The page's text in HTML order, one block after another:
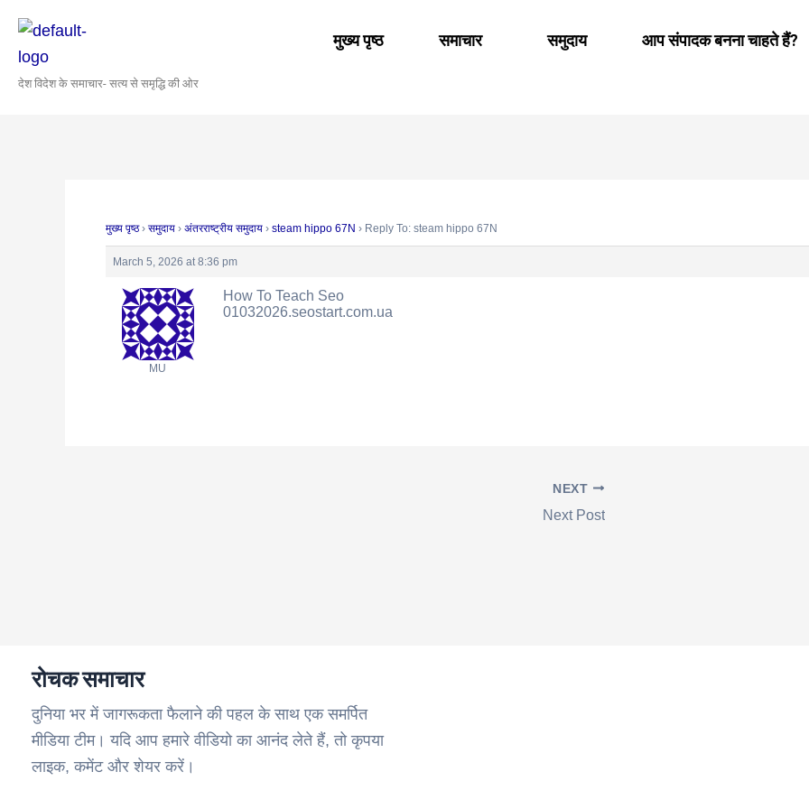
content
देश विदेश के समाचार- सत्य से समृद्धि की ओर
मुख्य पृष्ठ समाचार समुदाय आप संपादक बनना चाहते हैं?
मुख्य पृष्ठ › समुदाय › अंतरराष्ट्रीय समुदाय › steam hippo 67N › Reply To: steam hippo 67N
March 5, 2026 at 8:36 pm
MU
How To Teach Seo
01032026.seostart.com.ua
navigation
NEXT
Next Post
रोचक समाचार
दुनिया भर में जागरूकता फैलाने की पहल के साथ एक समर्पित
मीडिया टीम। यदि आप हमारे वीडियो का आनंद लेते हैं, तो कृपया
लाइक, कमेंट और शेयर करें।